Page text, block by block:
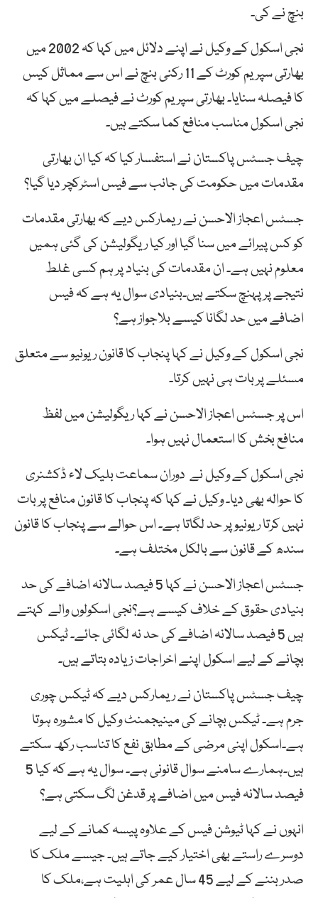
بنچ نے کی۔
نجی اسکول کے وکیل نے اپنے دلائل میں کہا کہ 2002 میں
بھارتی سپریم کورٹ کے 11 رکنی بنچ نے اس سے مماثل کیس
کا فیصلہ سنایا۔ بھارتی سپریم کورٹ نے فیصلے میں کہا کہ
نجی اسکول مناسب منافع کما سکتے ہیں۔
چیف جسٹس پاکستان نے استفسار کیا کہ کیا ان بھارتی
مقدمات میں حکومت کی جانب سے فیس اسٹرکچر دیا گیا؟
جسٹس اعجاز الاحسن نے ریمارکس دیے کہ بھارتی مقدمات
کو کس پیرائے میں سنا گیا اور کیا ریگولیشن کی گئی ہمیں
معلوم نہیں ہے۔ ان مقدمات کی بنیاد پر ہم کسی غلط
نتیجے پر پہنچ سکتے ہیں۔بنیادی سوال یہ ہے کہ فیس
اضافے میں حد لگانا کیسے بلاجواز ہے؟
نجی اسکول کے وکیل نے کہا پنجاب کا قانون ریونیو سے متعلق
مسئلے پر بات ہی نہیں کرتا۔
اس پر جسٹس اعجاز الاحسن نے کہا ریگولیشن میں لفظ
منافع بخش کا استعمال نہیں ہوا۔
نجی اسکول کے وکیل نے دوران سماعت بلیک لاء ڈکشنری
کا حوالہ بھی دیا۔ وکیل نے کہا کہ پنجاب کا قانون منافع پر بات
نہیں کرتا ریونیو پر حد لگاتا ہے۔ اس حوالے سے پنجاب کا قانون
سندھ کے قانون سے بالکل مختلف ہے۔
جسٹس اعجاز الاحسن نے کہا 5 فیصد سالانہ اضافے کی حد
بنیادی حقوق کے خلاف کیسے ہے؟نجی اسکولوں والے کہتے
ہیں 5 فیصد سالانہ اضافے کی حد نہ لگائی جائے۔ ٹیکس
بچانے کے لیے اسکول اپنے اخراجات زیادہ بتاتے ہیں۔
چیف جسٹس پاکستان نے ریمارکس دیے کہ ٹیکس چوری
جرم ہے۔ ٹیکس بچانے کی مینیجمنٹ وکیل کا مشورہ ہوتا
ہے۔اسکول اپنی مرضی کے مطابق نفع کا تناسب رکھ سکتے
ہیں۔ہمارے سامنے سوال قانونی ہے۔ سوال یہ ہے کہ کیا 5
فیصد سالانہ فیس میں اضافے پر قدغن لگ سکتی ہے؟
انہوں نے کہا ٹیوشن فیس کے علاوہ پیسہ کمانے کے لیے
دوسرے راستے بھی اختیار کیے جاتے ہیں۔ جیسے ملک کا
صدر بننے کے لیے 45 سال عمر کی اہلیت ہے،ملک کا